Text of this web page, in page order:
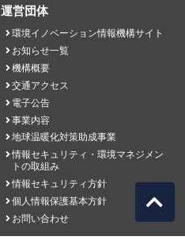
運営団体
環境イノベーション情報機構サイト
お知らせ一覧
機構概要
交通アクセス
電子公告
事業内容
地球温暖化対策助成事業
情報セキュリティ・環境マネジメン
トの取組み
情報セキュリティ方針
個人情報保護基本方針
お問い合わせ